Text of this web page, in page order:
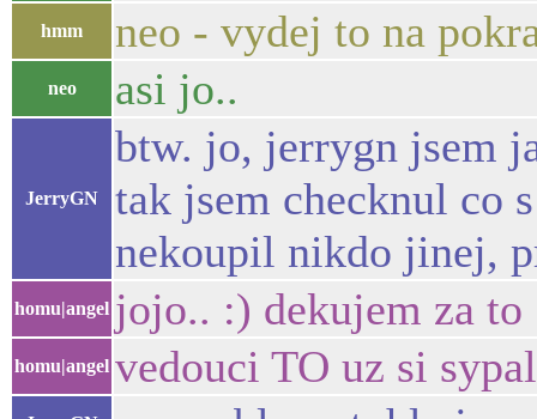
hmm neo - vydej to na
neo asi jo..
JerryGN
btw. jo, jerrygn jsem
tak jsem checknul co
nekoupil nikdo jinej,
homu|angel jojo.. :) dekujem za to
homu|angel vedouci TO uz si